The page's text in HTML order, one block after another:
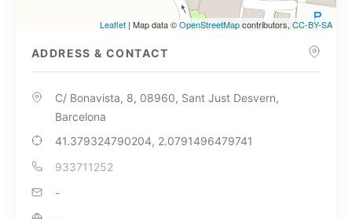
Leaflet | Map data ©OpenStreetMapcontributors,CC-BY-SA
ADDRESS & CONTACT
C/ Bonavista, 8, 08960, Sant Just Desvern,
Barcelona
41.379324790204, 2.0791496479741
933711252
-